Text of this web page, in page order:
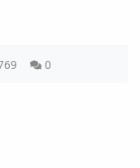
0